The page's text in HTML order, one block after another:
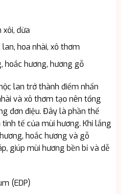
dừa
hoa nhài, xô thơm
hoắc hương, hương gỗ
lan trở thành điểm nhấn
và xô thơm tạo nên tổng
đơn điệu. Đây là phần thể
tế của mùi hương. Khi lắng
hoắc hương và gỗ
giúp mùi hương bền bỉ và dễ
(EDP)